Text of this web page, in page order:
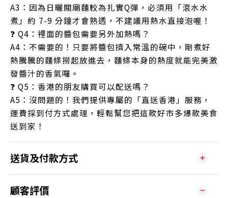
A3：因為日曬關廟麵較為扎實Q彈，必須用「滾水水
煮」約 7-9 分鐘才會熟透，不建議用熱水直接泡喔！
❓ Q4：裡面的醬包需要另外加熱嗎？
A4：不需要的！只要將醬包擠入常溫的碗中，剛煮好
熱騰騰的麵條撈起放進去，麵條本身的熱度就能完美激
發醬汁的香氣囉。
❓ Q5：香港的朋友購買可以配送嗎？
A5：沒問題的！我們提供專屬的「直送香港」服務，
運費採到付方式處理，輕鬆幫您把這款好市多爆款美食
送到家！
送貨及付款方式
顧客評價